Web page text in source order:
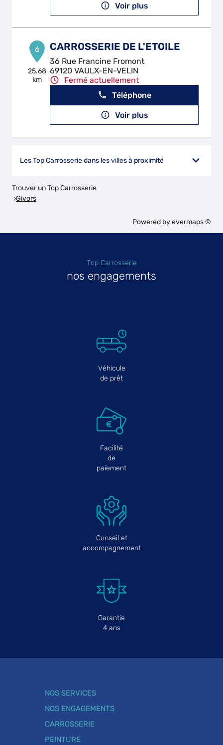
Voir plus
6
25.68
km
CARROSSERIE DE L'ETOILE
36 Rue Francine Fromont
69120 VAULX-EN-VELIN
Fermé actuellement
Téléphone
Voir plus
Les Top Carrosserie dans les villes à proximité
Trouver un Top Carrosserie
Givors
Powered byevermaps ©
Top Carrosserie
nos engagements
Véhicule
de prêt
Facilité
de
paiement
Conseil et
accompagnement
Garantie
4 ans
NOS SERVICES
NOS ENGAGEMENTS
CARROSSERIE
PEINTURE